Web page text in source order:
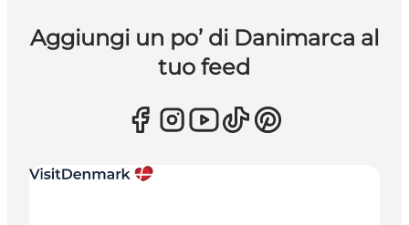
Aggiungi un po’ di Danimarca al
tuo feed